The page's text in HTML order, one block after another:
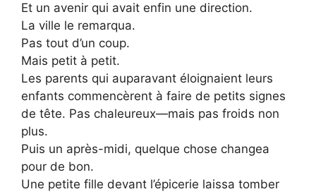
Et un avenir qui avait enfin une direction.
La ville le remarqua.
Pas tout d’un coup.
Mais petit à petit.
Les parents qui auparavant éloignaient leurs
enfants commencèrent à faire de petits signes
de tête. Pas chaleureux—mais pas froids non
plus.
Puis un après-midi, quelque chose changea
pour de bon.
Une petite fille devant l’épicerie laissa tomber